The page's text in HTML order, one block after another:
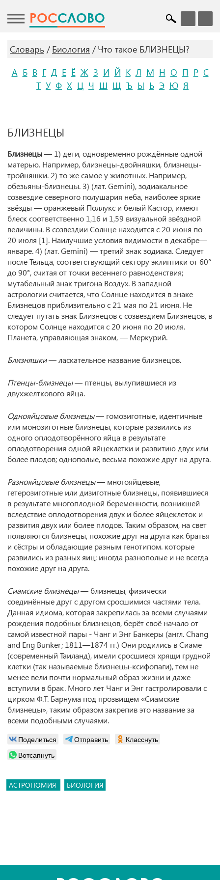
POCСЛОВО
Словарь Биология
Что такое БЛИЗНЕЦЫ?
А Б В Г Д Е Ё Ж З И Й К Л М Н О П Р С
Т У Ф Х Ц Ч Ш Щ Ъ Ы Ь Э Ю Я
БЛИЗНЕЦЫ
Близнецы— 1) дети, одновременно рождённые одной
матерью. Например, близнецы-двойняшки, близнецы-
тройняшки. 2) то же самое у животных. Например,
обезьяны-близнецы. 3) (лат. Gemini), зодиакальное
созвездие северного полушария неба, наиболее яркие
звёзды — оранжевый Поллукс и белый Кастор, имеют
блеск соответственно 1,16 и 1,59 визуальной звёздной
величины. В созвездии Солнце находится с 20 июня по
20 июля [1]. Наилучшие условия видимости в декабре—
январе. 4) (лат. Gemini) — третий знак зодиака. Следует
после Тельца, соответствующий сектору эклиптики от 60°
до 90°, считая от точки весеннего равноденствия;
мутабельный знак тригона Воздух. В западной
астрологии считается, что Солнце находится в знаке
Близнецов приблизительно с 21 мая по 21 июня. Не
следует путать знак Близнецов с созвездием Близнецов, в
котором Солнце находится с 20 июня по 20 июля.
Планета, управляющая знаком, — Меркурий.
Близняшки— ласкательное название близнецов.
Птенцы-близнецы— птенцы, вылупившиеся из
двухжелткового яйца.
Однояйцовые близнецы— гомозиготные, идентичные
или монозиготные близнецы, которые развились из
одного оплодотворённого яйца в результате
оплодотворения одной яйцеклетки и развитию двух или
более плодов; однополые, весьма похожие друг на друга.
Разнояйцовые близнецы— многояйцевые,
гетерозиготные или дизиготные близнецы, появившиеся
в результате многоплодной беременности, возникшей
вследствие оплодотворения двух и более яйцеклеток и
развития двух или более плодов. Таким образом, на свет
появляются близнецы, похожие друг на друга как братья
и сёстры и обладающие разным генотипом. которые
развились из разных яиц; иногда разнополые и не всегда
похожие друг на друга.
Сиамские близнецы— близнецы, физически
соединённые друг с другом сросшимися частями тела.
Данная идиома, которая закрепилась за всеми случаями
рождения подобных близнецов, берёт своё начало от
самой известной пары - Чанг и Энг Банкеры (англ. Chang
and Eng Bunker; 1811—1874 гг.) Они родились в Сиаме
(современный Таиланд), имели сросшиеся хрящи грудной
клетки (так называемые близнецы-ксифопаги), тем не
менее вели почти нормальный образ жизни и даже
вступили в брак. Много лет Чанг и Энг гастролировали с
цирком Ф.Т. Барнума под прозвищем «Сиамские
близнецы», таким образом закрепив это название за
всеми подобными случаями.
Поделиться Отправить
Класснуть
Вотсапнуть
АСТРОНОМИЯ БИОЛОГИЯ